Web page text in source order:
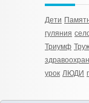
Дети
гуляния
Триумф
урок ЛЮДИ